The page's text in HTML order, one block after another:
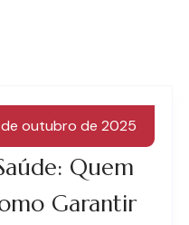
Para
Quem
Garantir
de outubro de 2025